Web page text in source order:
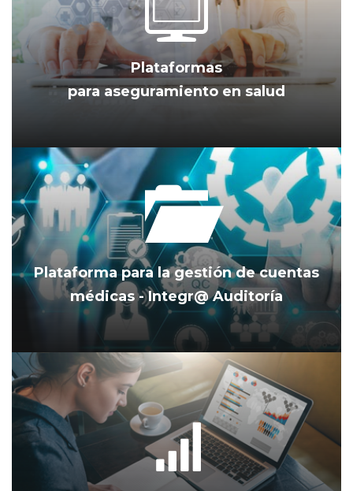
Plataformas
para aseguramiento en salud
Plataforma para la gestión de cuentas
médicas - Integr@ Auditoría